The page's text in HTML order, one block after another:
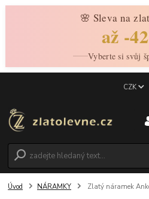
🌸 Sleva na
až -
Vyberte si svůj
CZK
Úvod NÁRAMKY Zlatý náramek